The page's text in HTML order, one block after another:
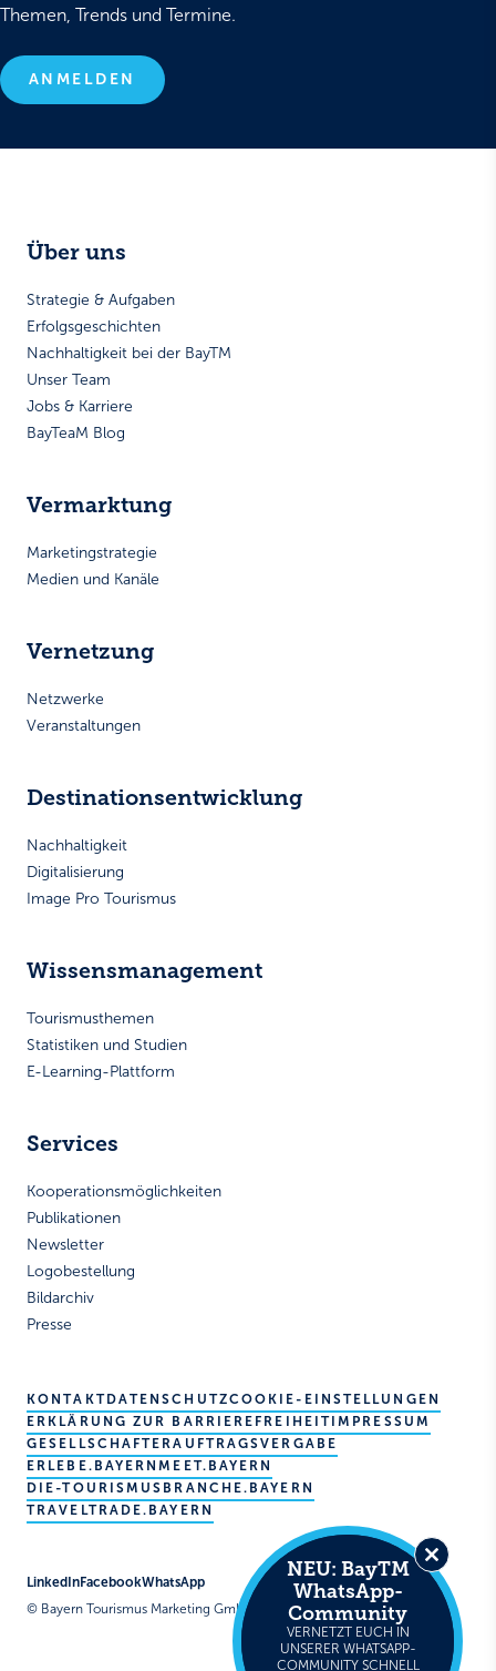
Themen, Trends und Termine.
ANMELDEN
Über uns
Strategie & Aufgaben
Erfolgsgeschichten
Nachhaltigkeit bei der BayTM
Unser Team
Jobs & Karriere
BayTeaM Blog
Vermarktung
Marketingstrategie
Medien und Kanäle
Vernetzung
Netzwerke
Veranstaltungen
Destinationsentwicklung
Nachhaltigkeit
Digitalisierung
Image Pro Tourismus
Wissensmanagement
Tourismusthemen
Statistiken und Studien
E-Learning-Plattform
Services
Kooperationsmöglichkeiten
Publikationen
Newsletter
Logobestellung
Bildarchiv
Presse
KONTAKTDATENSCHUTZCOOKIE-EINSTELLUNGEN
ERKLÄRUNG ZUR BARRIEREFREIHEITIMPRESSUM
GESELLSCHAFTERAUFTRAGSVERGABE
ERLEBE.BAYERN MEET.BAYERN
DIE-TOURISMUSBRANCHE.BAYERN
TRAVELTRADE.BAYERN
LinkedInFacebookWhatsApp
© Bayern Tourismus Marketing GmbH
Close
this
module
NEU: BayTM
WhatsApp-
Community
VERNETZT EUCH IN
UNSERER WHATSAPP-
COMMUNITY SCHNELL